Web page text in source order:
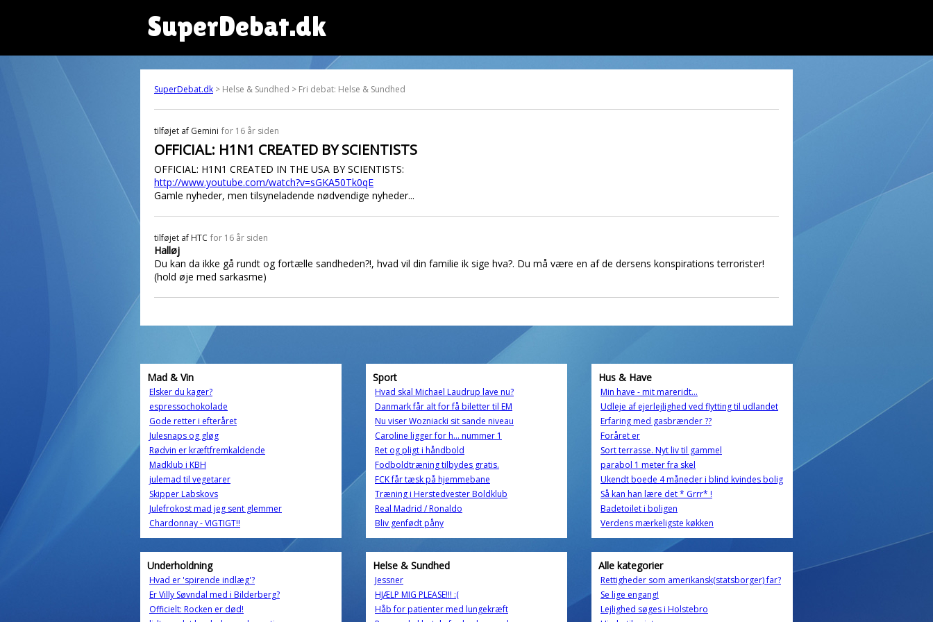
SuperDebat.dk
SuperDebat.dk > Helse & Sundhed > Fri debat: Helse & Sundhed
tilføjet af Gemini for 16 år siden
OFFICIAL: H1N1 CREATED BY SCIENTISTS
OFFICIAL: H1N1 CREATED IN THE USA BY SCIENTISTS:
http://www.youtube.com/watch?v=sGKA50Tk0qE
Gamle nyheder, men tilsyneladende nødvendige nyheder...
tilføjet af HTC for 16 år siden
Halløj
Du kan da ikke gå rundt og fortælle sandheden?!, hvad vil din familie ik sige hva?. Du må være en af de dersens konspirations terrorister!
(hold øje med sarkasme)
Mad & Vin
Elsker du kager?
espressochokolade
Gode retter i efteråret
Julesnaps og gløg
Rødvin er kræftfremkaldende
Madklub i KBH
julemad til vegetarer
Skipper Labskovs
Julefrokost mad jeg sent glemmer
Chardonnay - VIGTIGT!!
Sport
Hvad skal Michael Laudrup lave nu?
Danmark får alt for få biletter til EM
Nu viser Wozniacki sit sande niveau
Caroline ligger for h... nummer 1
Ret og pligt i håndbold
Fodboldtræning tilbydes gratis.
FCK får tæsk på hjemmebane
Træning i Herstedvester Boldklub
Real Madrid / Ronaldo
Bliv genfødt påny
Hus & Have
Min have - mit mareridt...
Udleje af ejerlejlighed ved flytting til udlandet
Erfaring med gasbrænder ??
Foråret er
Sort terrasse. Nyt liv til gammel
parabol 1 meter fra skel
Ukendt boede 4 måneder i blind kvindes bolig
Så kan han lære det * Grrr* !
Badetoilet i boligen
Verdens mærkeligste køkken
Underholdning
Hvad er 'spirende indlæg'?
Er Villy Søvndal med i Bilderberg?
Officielt: Rocken er død!
Helse & Sundhed
Jessner
HJÆLP MIG PLEASE!!! :(
Håb for patienter med lungekræft
Alle kategorier
Rettigheder som amerikansk(statsborger) far?
Se lige engang!
Lejlighed søges i Holstebro